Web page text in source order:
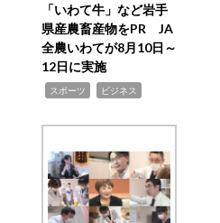
「いわて牛」など岩手
県産農畜産物をPR JA
全農いわてが8月10日～
12日に実施
スポーツ ビジネス